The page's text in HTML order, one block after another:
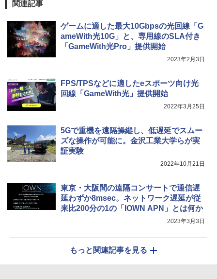
関連記事
ゲームに適した最大10Gbpsの光回線「G
ameWith光10G」と、専用線のSLA付き
「GameWith光Pro」提供開始
2023年2月3日
FPS/TPSなどに適したeスポーツ向け光
回線「GameWith光」提供開始
2022年3月25日
5Gで重機を遠隔操縦し、低遅延でスムー
ズな操作が可能に。金沢工業大学らが実
証実験
2022年10月21日
東京・大阪間の遠隔コンサートで通信遅
延わずか8msec。ネットワーク遅延が従
来比200分の1の「IOWN APN」とは何か
2023年3月3日
もっと関連記事を見る